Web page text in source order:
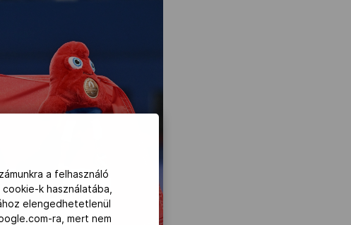
a felhasználó
k használatába,
elengedhetetlenül
ra, mert nem